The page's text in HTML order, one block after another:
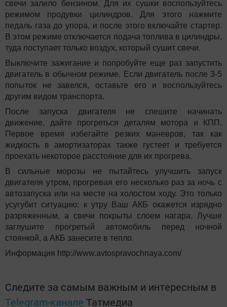
свечи залило бензином. Для их сушки воспользуйтесь
режимом продувки цилиндров. Для этого нажмите
педаль газа до упора, и после этого включайте стартер.
В этом режиме отключается подача топлива в цилиндры,
туда поступает только воздух, который сушит свечи.
Выключите зажигание и попробуйте еще раз запустить
двигатель в обычном режиме. Если двигатель после 3-5
попыток не завелся, оставьте его и воспользуйтесь
другим видом транспорта.
После запуска двигателя не спешите начинать
движение, дайте прогреться деталям мотора и КПП.
Первое время избегайте резких маневров, так как
жидкость в амортизаторах также густеет и требуется
проехать некоторое расстояние для их прогрева.
В сильные морозы не пытайтесь улучшить запуск
двигателя утром, прогревая его несколько раз за ночь с
автозапуска или на месте на холостом ходу. Это только
усугубит ситуацию: к утру Ваш АКБ окажется изрядно
разряженным, а свечи покрыты слоем нагара. Лучше
заглушите прогретый автомобиль перед ночной
стоянкой, а АКБ занесите в тепло.
Информация http://www.avtospravochnaya.com/
Следите за самым важным и интересным в
Telegram-канале Татмедиа